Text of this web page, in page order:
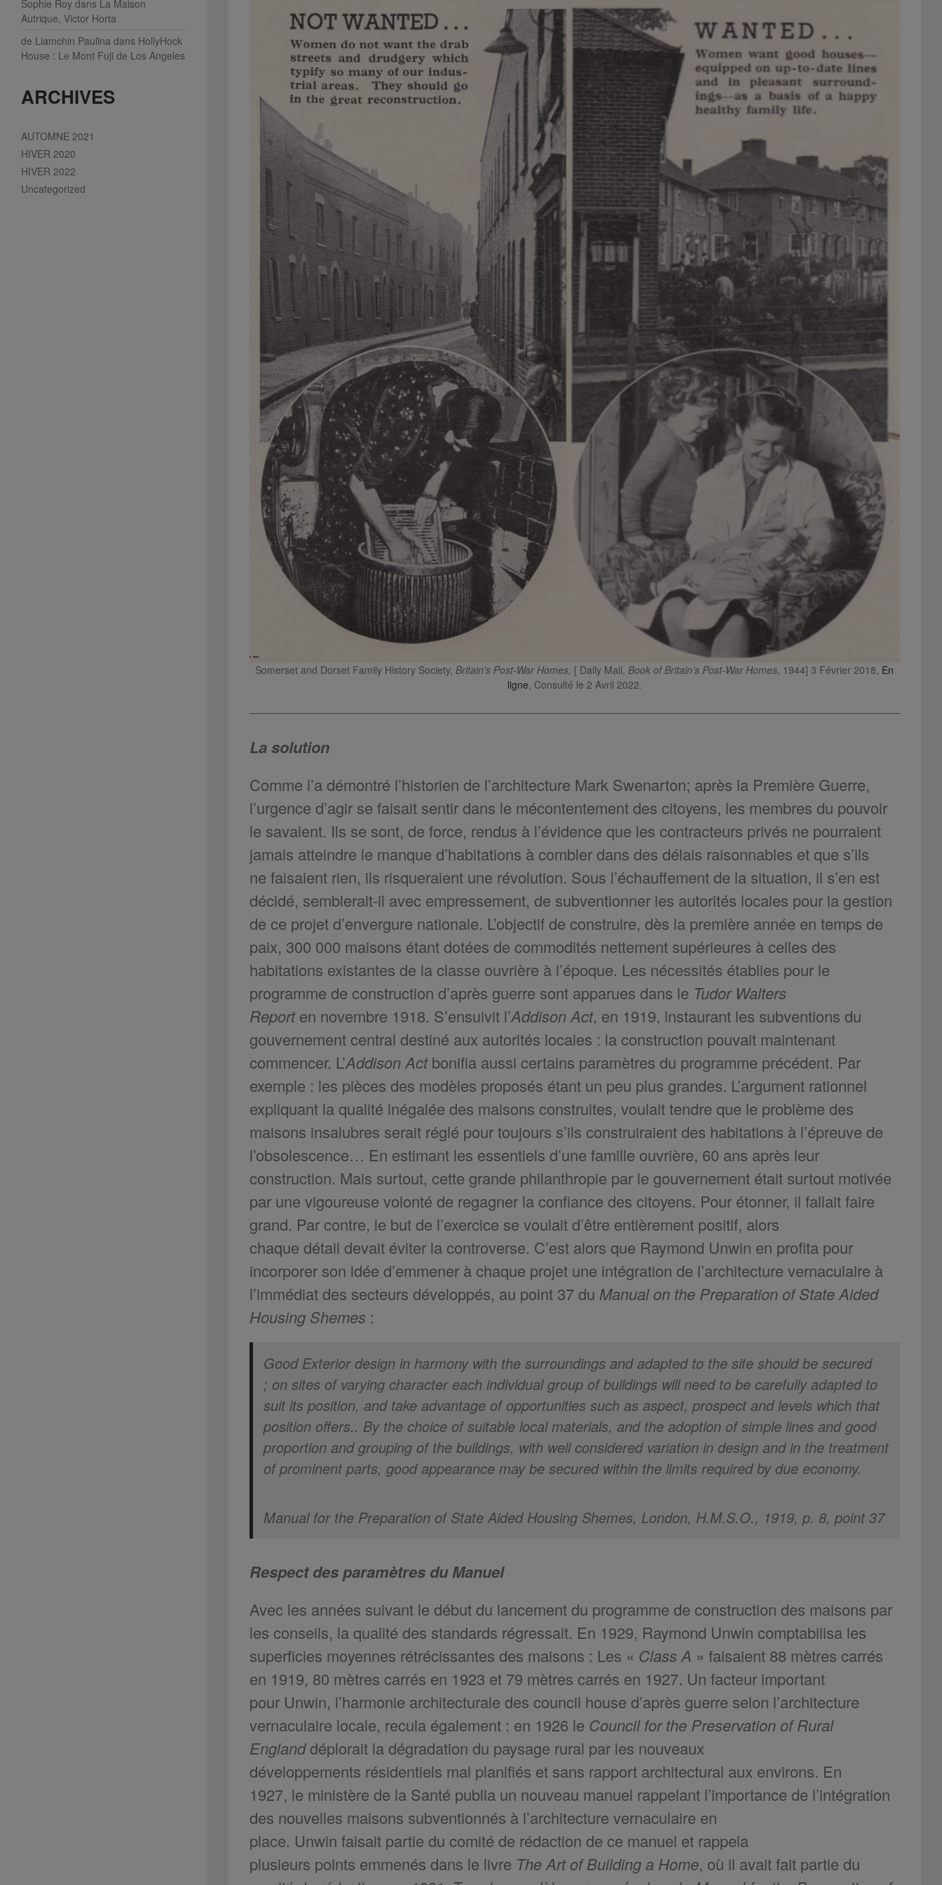
Somerset and Dorset Family History Society, Britain’s Post-War Homes, [ Daily Mail, Book of Britain’s Post-War Homes, 1944] 3 Février 2018, En
ligne, Consulté le 2 Avril 2022.
La solution
Comme l’a démontré l’historien de l’architecture Mark Swenarton; après la Première Guerre,
l’urgence d’agir se faisait sentir dans le mécontentement des citoyens, les membres du pouvoir
le savaient. Ils se sont, de force, rendus à l’évidence que les contracteurs privés ne pourraient
jamais atteindre le manque d’habitations à combler dans des délais raisonnables et que s’ils
ne faisaient rien, ils risqueraient une révolution. Sous l’échauffement de la situation, il s’en est
décidé, semblerait-il avec empressement, de subventionner les autorités locales pour la gestion
de ce projet d’envergure nationale. L’objectif de construire, dès la première année en temps de
paix, 300 000 maisons étant dotées de commodités nettement supérieures à celles des
habitations existantes de la classe ouvrière à l’époque. Les nécessités établies pour le
programme de construction d’après guerre sont apparues dans le Tudor Walters
Reporten novembre 1918. S’ensuivit l’Addison Act, en 1919, instaurant les subventions du
gouvernement central destiné aux autorités locales : la construction pouvait maintenant
commencer. L’Addison Actbonifia aussi certains paramètres du programme précédent. Par
exemple : les pièces des modèles proposés étant un peu plus grandes. L’argument rationnel
expliquant la qualité inégalée des maisons construites, voulait tendre que le problème des
maisons insalubres serait réglé pour toujours s’ils construiraient des habitations à l’épreuve de
l’obsolescence… En estimant les essentiels d’une famille ouvrière, 60 ans après leur
construction. Mais surtout, cette grande philanthropie par le gouvernement était surtout motivée
par une vigoureuse volonté de regagner la confiance des citoyens. Pour étonner, il fallait faire
grand. Par contre, le but de l’exercice se voulait d’être entièrement positif, alors
chaque détail devait éviter la controverse. C’est alors que Raymond Unwin en profita pour
incorporer son idée d’emmener à chaque projet une intégration de l’architecture vernaculaire à
l’immédiat des secteurs développés, au point 37 du Manual on the Preparation of State Aided
Housing Shemes :
Good Exterior design in harmony with the surroundings and adapted to the site should be secured
; on sites of varying character each individual group of buildings will need to be carefully adapted to
suit its position, and take advantage of opportunities such as aspect, prospect and levels which that
position offers.. By the choice of suitable local materials, and the adoption of simple lines and good
proportion and grouping of the buildings, with well considered variation in design and in the treatment
of prominent parts, good appearance may be secured within the limits required by due economy.
Manual for the Preparation of State Aided Housing Shemes, London, H.M.S.O., 1919, p. 8, point 37
Respect des paramètres du Manuel
Avec les années suivant le début du lancement du programme de construction des maisons par
les conseils, la qualité des standards régressait. En 1929, Raymond Unwin comptabilisa les
superficies moyennes rétrécissantes des maisons : Les « Class A » faisaient 88 mètres carrés
en 1919, 80 mètres carrés en 1923 et 79 mètres carrés en 1927. Un facteur important
pour Unwin, l’harmonie architecturale des council house d’après guerre selon l’architecture
vernaculaire locale, recula également : en 1926 le Council for the Preservation of Rural
Englanddéplorait la dégradation du paysage rural par les nouveaux
développements résidentiels mal planifiés et sans rapport architectural aux environs. En
1927, le ministère de la Santé publia un nouveau manuel rappelant l’importance de l’intégration
des nouvelles maisons subventionnés à l’architecture vernaculaire en
place. Unwin faisait partie du comité de rédaction de ce manuel et rappela
plusieurs points emmenés dans le livre The Art of Building a Home, où il avait fait partie du
Sophie Roy dans La Maison
Autrique, Victor Horta
de Liamchin Paulina dans HollyHock
House : Le Mont Fuji de Los Angeles
ARCHIVES
AUTOMNE 2021
HIVER 2020
HIVER 2022
Uncategorized